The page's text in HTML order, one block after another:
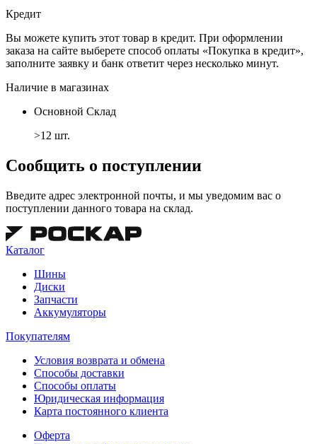
Кредит
Вы можете купить этот товар в кредит. При оформлении
заказа на сайте выберете способ оплаты «Покупка в кредит»,
заполните заявку и банк ответит через несколько минут.
Наличие в магазинах
Основной Склад
>12 шт.
Сообщить о поступлении
Введите адрес электронной почты, и мы уведомим вас о
поступлении данного товара на склад.
Каталог
Шины
Диски
Запчасти
Аккумуляторы
Покупателям
Условия возврата и обмена
Способы доставки
Способы оплаты
Юридическая информация
Карта постоянного клиента
Оферта